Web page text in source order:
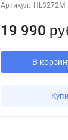
Артикул: HL3272M
19 990
В